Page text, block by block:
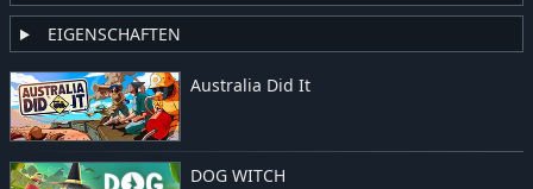
Australia Did It
DOG WITCH
EIGENSCHAFTEN